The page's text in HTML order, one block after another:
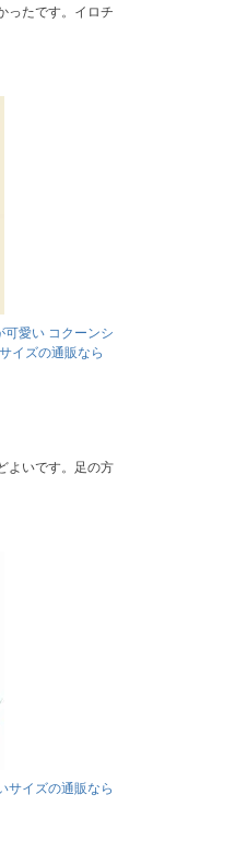
ったです。イロチ
可愛い コクーンシ
イズの通販なら
よいです。足の方
サイズの通販なら